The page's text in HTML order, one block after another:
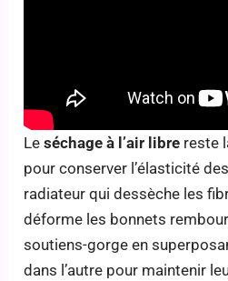
Leséchage à l’air libre reste
pour conserver l’élasticité
radiateur qui dessèche les
déforme les bonnets
soutiens-gorge en
dans l’autre pour maintenir